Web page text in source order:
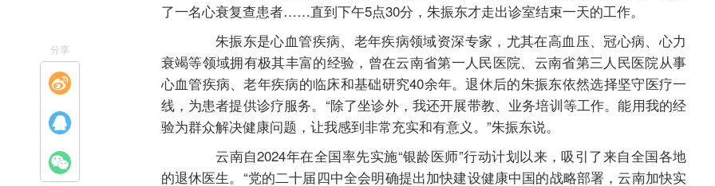
了一名心衰复查患者……直到下午5点30分，朱振东才走出诊室结束一天的工作。
朱振东是心血管疾病、老年疾病领域资深专家，尤其在高血压、冠心病、心力
衰竭等领域拥有极其丰富的经验，曾在云南省第一人民医院、云南省第三人民医院从事
心血管疾病、老年疾病的临床和基础研究40余年。退休后的朱振东依然选择坚守医疗一
线，为患者提供诊疗服务。“除了坐诊外，我还开展带教、业务培训等工作。能用我的经
验为群众解决健康问题，让我感到非常充实和有意义。”朱振东说。
云南自2024年在全国率先实施“银龄医师”行动计划以来，吸引了来自全国各地
的退休医生。“党的二十届四中全会明确提出加快建设健康中国的战略部署，云南加快实
分享